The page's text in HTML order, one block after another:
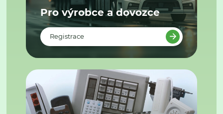
Pro výrobce a dovozce
Registrace